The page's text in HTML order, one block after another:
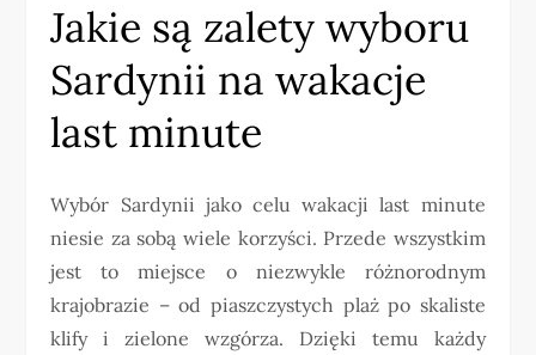
Jakie są zalety wyboru
Sardynii na wakacje
last minute
Wybór Sardynii jako celu wakacji last minute
niesie za sobą wiele korzyści. Przede wszystkim
jest to miejsce o niezwykle różnorodnym
krajobrazie – od piaszczystych plaż po skaliste
klify i zielone wzgórza. Dzięki temu każdy